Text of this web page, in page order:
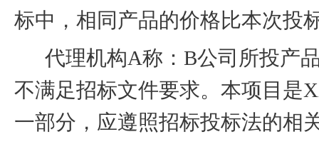
标中，相同产品的价格比本次投
代理机构A称： B公司所投产
不满足招标文件要求。本项目是
一部分，应遵照招标投标法的相